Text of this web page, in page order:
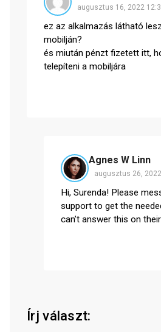
augusztus 16, 2022
ez az alkalmazás látható
mobilján?
és miután pénzt fizetett itt,
telepíteni a mobiljára
Agnes W Linn
augusztus 26, 2022
Hi, Surenda! Please
support to get the
can’t answer this on
Írj választ: